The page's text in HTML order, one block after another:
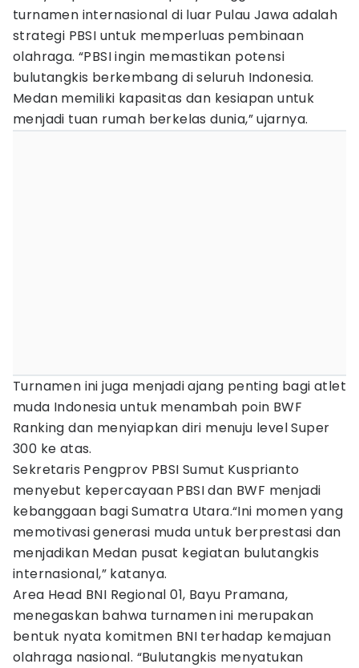
turnamen internasional di luar Pulau Jawa adalah
strategi PBSI untuk memperluas pembinaan
olahraga. “PBSI ingin memastikan potensi
bulutangkis berkembang di seluruh Indonesia.
Medan memiliki kapasitas dan kesiapan untuk
menjadi tuan rumah berkelas dunia,” ujarnya.
Turnamen ini juga menjadi ajang penting bagi atlet
muda Indonesia untuk menambah poin BWF
Ranking dan menyiapkan diri menuju level Super
300 ke atas.
Sekretaris Pengprov PBSI Sumut Kusprianto
menyebut kepercayaan PBSI dan BWF menjadi
kebanggaan bagi Sumatra Utara.“Ini momen yang
memotivasi generasi muda untuk berprestasi dan
menjadikan Medan pusat kegiatan bulutangkis
internasional,” katanya.
Area Head BNI Regional 01, Bayu Pramana,
menegaskan bahwa turnamen ini merupakan
bentuk nyata komitmen BNI terhadap kemajuan
olahraga nasional. “Bulutangkis menyatukan